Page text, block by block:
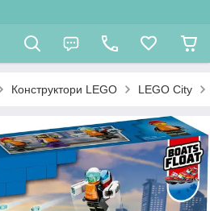
Конструктори LEGO LEGO City